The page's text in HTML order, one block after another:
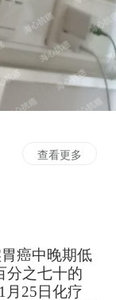
查看更多
癌中晚期低
分之七十的
月25日化疗